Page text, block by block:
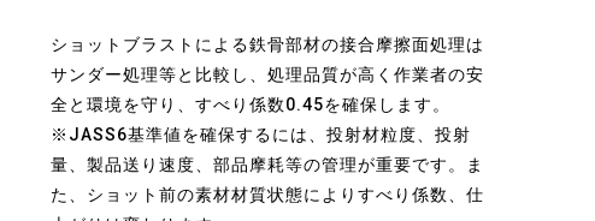
ショットブラストによる鉄骨部材の接合摩擦面処理は
サンダー処理等と比較し、処理品質が高く作業者の安
全と環境を守り、すべり係数0.45を確保します。
※JASS6基準値を確保するには、投射材粒度、投射
量、製品送り速度、部品摩耗等の管理が重要です。ま
た、ショット前の素材材質状態によりすべり係数、仕